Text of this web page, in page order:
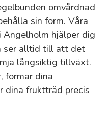
omvårdnad
sin form. Våra
hjälper dig
ser alltid till att det
långsiktig tillväxt.
formar dina
dina fruktträd precis